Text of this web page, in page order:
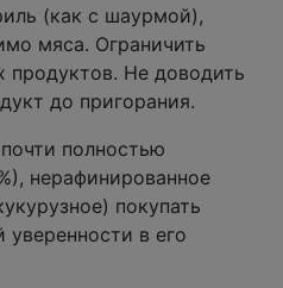
(как с шаурмой),
мяса. Ограничить
продуктов. Не доводить
до пригорания.
полностью
нерафинированное
покупать
уверенности в его